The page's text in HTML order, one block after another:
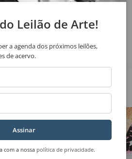
Leilão de Arte!
a agenda dos próximos leilões,
de acervo.
Assinar
com a nossa política de privacidade.